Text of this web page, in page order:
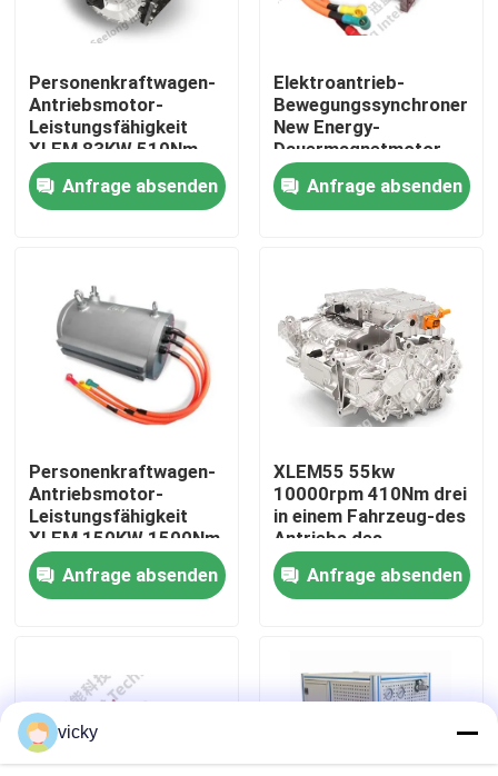
Heim
Produkte
Werksbesichtigung
Qualitätskontrolle
Kontakt mit uns
Neuigkeiten
Drehmoment-Dynamometer
Hochgeschwindigkeitsdynamometer
Personenkraftwagen-
Antriebsmotor-
Leistungsfähigkeit
XLEM 83KW 510Nm
3000rpm des Motors
Anfrage absenden
Elektroantrieb-
Bewegungssynchroner
New Energy-
Dauermagnetmotor
XLEM 10Kw 120Nm
3800rpm
Anfrage absenden
Personenkraftwagen-
Antriebsmotor-
Leistungsfähigkeit
XLEM 150KW 1500Nm
3000rpm des Motors
Anfrage absenden
XLEM55 55kw
10000rpm 410Nm drei
in einem Fahrzeug-des
Antriebs des
Elektroantrieb-
System-New Energy
&electric
Anfrage absenden
vicky